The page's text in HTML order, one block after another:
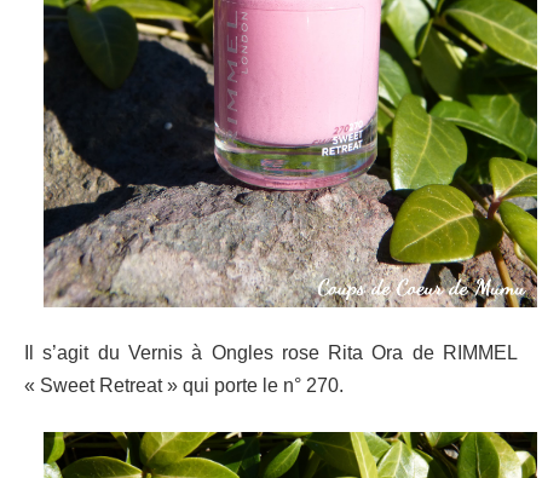
Il s’agit du Vernis à Ongles rose Rita Ora de RIMMEL
« Sweet Retreat » qui porte le n° 270.